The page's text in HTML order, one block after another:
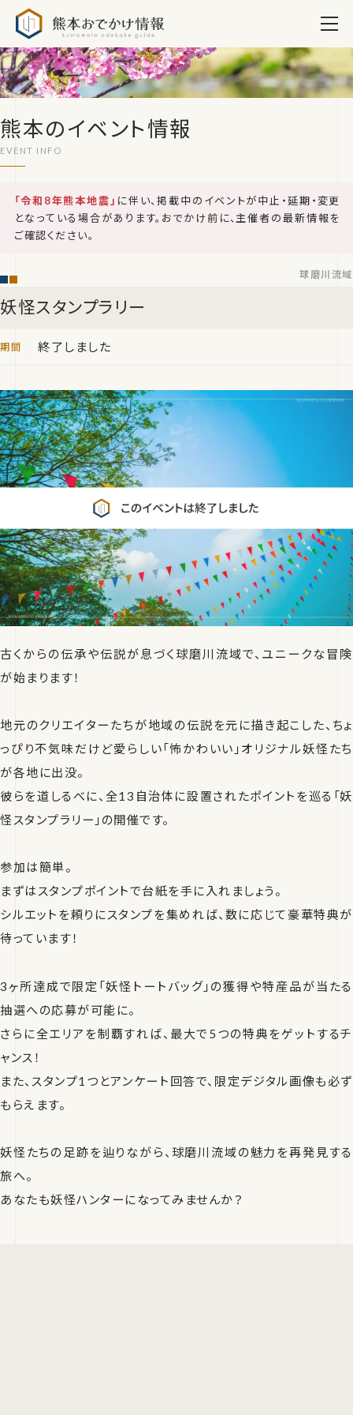
熊本のイベント情報
「令和8年熊本地震」 に伴い、掲載中のイベントが中止・延期・変更
となっている場合があります。おでかけ前に、主催者の最新情報を
ご確認ください。
妖怪スタンプラリー
球磨川流域
終了しました
古くからの伝承や伝説が息づく球磨川流域で、ユニークな冒険
が始まります！
地元のクリエイターたちが地域の伝説を元に描き起こした、ちょ
っぴり不気味だけど愛らしい「怖かわいい」オリジナル妖怪たち
が各地に出没。
彼らを道しるべに、全13自治体に設置されたポイントを巡る「妖
怪スタンプラリー」の開催です。
参加は簡単。
まずはスタンプポイントで台紙を手に入れましょう。
シルエットを頼りにスタンプを集めれば、数に応じて豪華特典が
待っています！
3ヶ所達成で限定「妖怪トートバッグ」の獲得や特産品が当たる
抽選への応募が可能に。
さらに全エリアを制覇すれば、最大で5つの特典をゲットするチ
ャンス！
また、スタンプ1つとアンケート回答で、限定デジタル画像も必ず
もらえます。
妖怪たちの足跡を辿りながら、球磨川流域の魅力を再発見する
旅へ。
あなたも妖怪ハンターになってみませんか？